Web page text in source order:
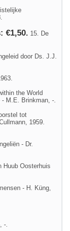
€1,50. 15. De
door Ds. J.J.
the World
M.E. Brinkman, -.
tot
1959.
- Dr.
Huub Oosterhuis
- H. Küng,
-.